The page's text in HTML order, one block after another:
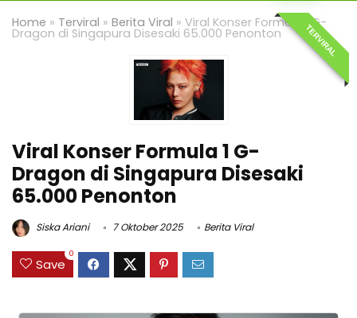
Home » Terviral » Berita Viral » Viral Konser Formula 1 G-
Dragon di Singapura Disesaki 65.000 Penonton TERVIRAL
Viral Konser Formula 1 G-
Dragon di Singapura Disesaki
65.000 Penonton
Siska Ariani 7 Oktober 2025 Berita Viral
Save
0